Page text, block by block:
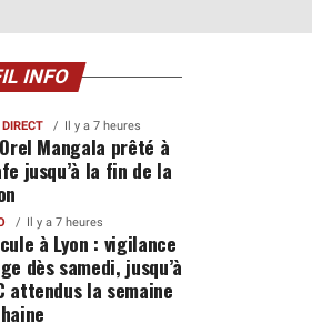
INFO
Il y a 7 heures
Mangala prêté à
jusqu’à la fin de la
Il y a 7 heures
à Lyon : vigilance
dès samedi, jusqu’à
attendus la semaine